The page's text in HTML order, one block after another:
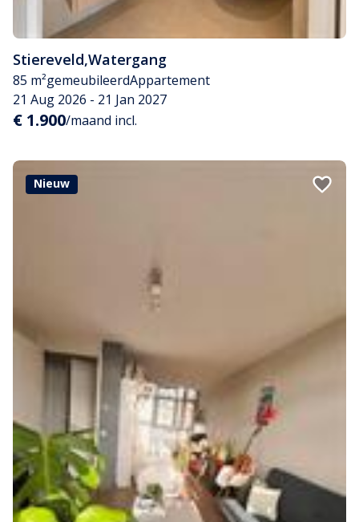
Stiereveld,Watergang
85 m²gemeubileerdAppartement
21 Aug 2026 - 21 Jan 2027
€ 1.900/maand incl.
Nieuw